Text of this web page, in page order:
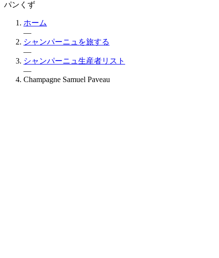
パンくず
ホーム
—
シャンパーニュを旅する
—
シャンパーニュ生産者リスト
—
Champagne Samuel Paveau